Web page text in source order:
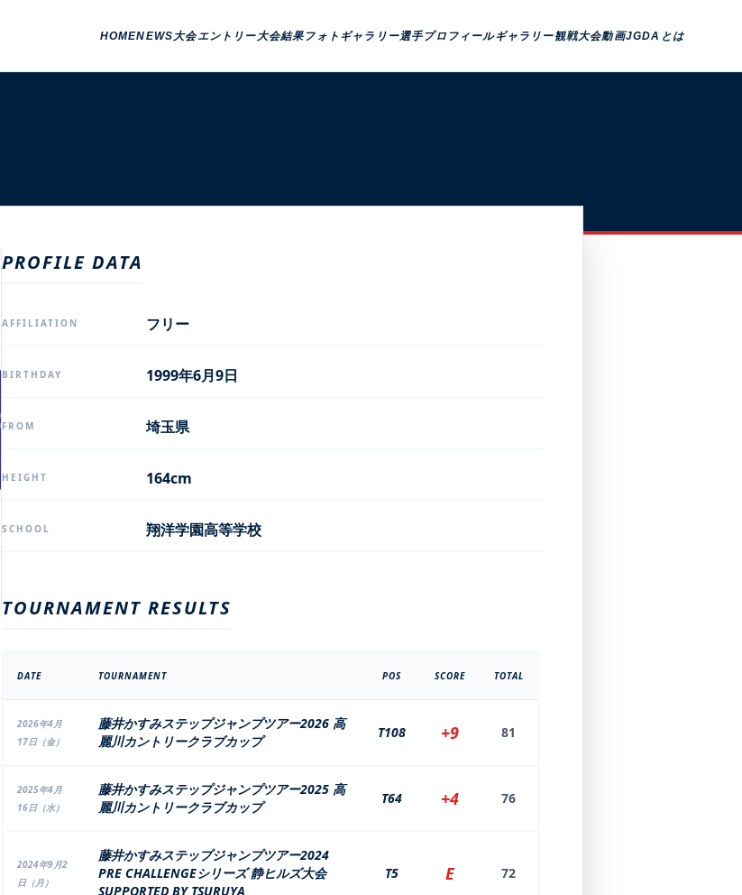
HOMENEWS 大会エントリー 大会結果 フォトギャラリー選手プロフィールギャラリー観戦大会動画JGDAとは
PROFILE DATA
AFFILIATION フリー
BIRTHDAY 1999年6月9日
FROM 埼玉県
HEIGHT 164cm
SCHOOL 翔洋学園高等学校
TOURNAMENT RESULTS
DATE TOURNAMENT POS SCORE TOTAL
2026年4月
17日（金）
藤井かすみステップジャンプツアー2026 高
麗川カントリークラブカップ
T108 +9 81
2025年4月
16日（水）
藤井かすみステップジャンプツアー2025 高
麗川カントリークラブカップ
T64 +4 76
2024年9月2
日（月）
藤井かすみステップジャンプツアー2024
PRE CHALLENGEシリーズ 静ヒルズ大会
SUPPORTED BY TSURUYA
T5 E 72